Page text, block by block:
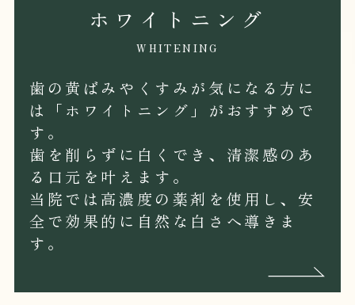
ホワイトニング
WHITENING
歯の黄ばみやくすみが気になる方に
は「ホワイトニング」がおすすめで
す。
歯を削らずに白くでき、清潔感のあ
る口元を叶えます。
当院では高濃度の薬剤を使用し、安
全で効果的に自然な白さへ導きま
す。